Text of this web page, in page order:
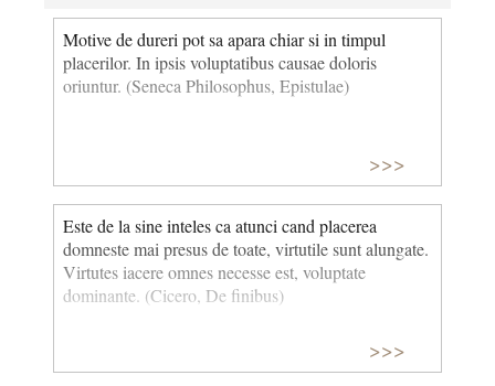
Motive de dureri pot sa apara chiar si in timpul
placerilor. In ipsis voluptatibus causae doloris
oriuntur. (Seneca Philosophus, Epistulae)
>>>
Este de la sine inteles ca atunci cand placerea
domneste mai presus de toate, virtutile sunt alungate.
Virtutes iacere omnes necesse est, voluptate
dominante. (Cicero, De finibus)
>>>